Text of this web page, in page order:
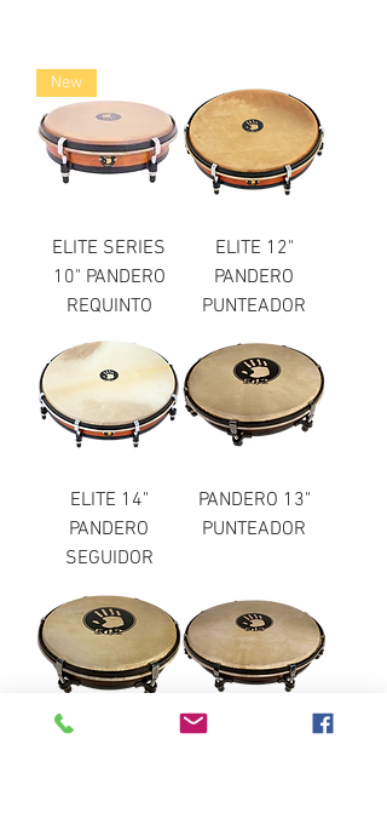
New
ELITE SERIES
10" PANDERO
REQUINTO
ELITE 12"
PANDERO
PUNTEADOR
ELITE 14"
PANDERO
SEGUIDOR
PANDERO 13"
PUNTEADOR